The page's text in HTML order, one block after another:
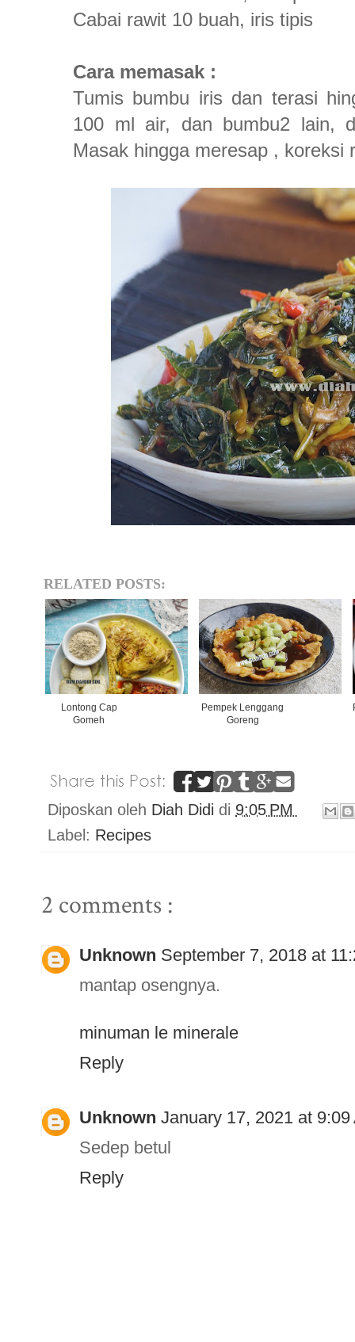
Cabai rawit 10 buah, iris tipis
Cara memasak :
Tumis bumbu iris dan terasi
100 ml air, dan bumbu2 lain,
Masak hingga meresap , koreksi
RELATED POSTS:
Lontong Cap
Gomeh
Pempek Lenggang
Goreng
Diposkan oleh Diah Didi di 9:05 PM
Label: Recipes
2 comments :
Unknown September 7, 2018 at
mantap osengnya.
minuman le minerale
Reply
Unknown January 17, 2021 at 9:09
Sedep betul
Reply